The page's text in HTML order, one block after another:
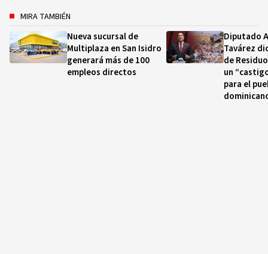
MIRA TAMBIÉN
Nueva sucursal de
Multiplaza en San Isidro
generará más de 100
empleos directos
Diputado
Tavárez
de
un
para el